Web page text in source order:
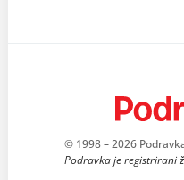
© 1998 – 2026
Podravka je registrirani